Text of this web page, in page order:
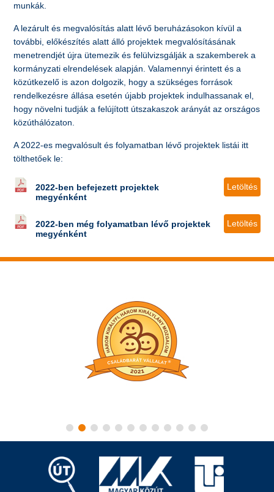
munkák.
A lezárult és megvalósítás alatt lévő beruházásokon kívül a
további, előkészítés alatt álló projektek megvalósításának
menetrendjét újra ütemezik és felülvizsgálják a szakemberek a
kormányzati elrendelések alapján. Valamennyi érintett és a
közútkezelő is azon dolgozik, hogy a szükséges források
rendelkezésre állása esetén újabb projektek indulhassanak el,
hogy növelni tudják a felújított útszakaszok arányát az országos
közúthálózaton.
A 2022-es megvalósult és folyamatban lévő projektek listái itt
tölthetőek le:
2022-ben befejezett projektek
megyénként
Letöltés
2022-ben még folyamatban lévő projektek
megyénként
Letöltés